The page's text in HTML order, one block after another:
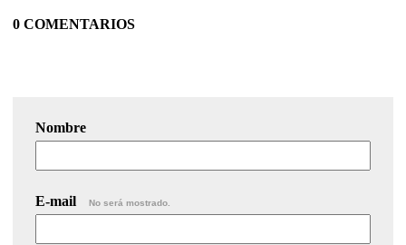
0 COMENTARIOS
Nombre
E-mail No será mostrado.